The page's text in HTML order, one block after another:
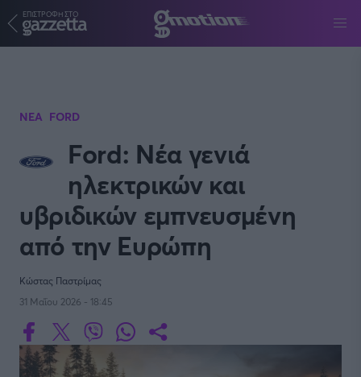
ΕΠΙΣΤΡΟΦΗ ΣΤΟ
ΝΕΑ FORD
Ford: Νέα γενιά
ηλεκτρικών και
υβριδικών εμπνευσμένη
από την Ευρώπη
Κώστας Παστρίμας
31 Μαΐου 2026 - 18:45